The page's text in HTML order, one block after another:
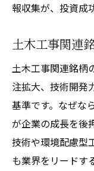
報収集が、投資成
土木工事関連
土木工事関連銘柄
注拡大、技術開発
基準です。なぜな
が企業の成長を後
技術や環境配慮型
も業界をリードす